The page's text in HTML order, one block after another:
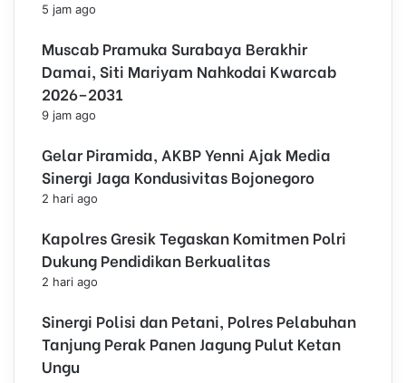
5 jam ago
Muscab Pramuka Surabaya Berakhir
Damai, Siti Mariyam Nahkodai Kwarcab
2026–2031
9 jam ago
Gelar Piramida, AKBP Yenni Ajak Media
Sinergi Jaga Kondusivitas Bojonegoro
2 hari ago
Kapolres Gresik Tegaskan Komitmen Polri
Dukung Pendidikan Berkualitas
2 hari ago
Sinergi Polisi dan Petani, Polres Pelabuhan
Tanjung Perak Panen Jagung Pulut Ketan
Ungu